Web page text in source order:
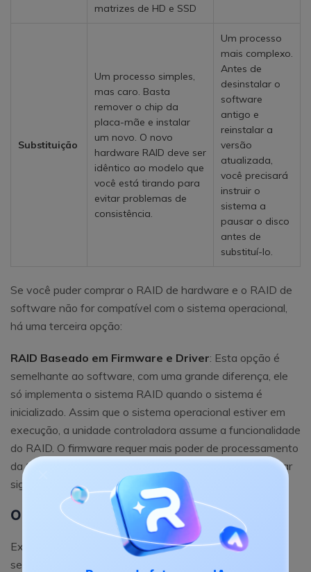
matrizes de HD e SSD
Substituição
Um processo simples,
mas caro. Basta
remover o chip da
placa-mãe e instalar
um novo. O novo
hardware RAID deve ser
idêntico ao modelo que
você está tirando para
evitar problemas de
consistência.
Um processo
mais complexo.
Antes de
desinstalar o
software
antigo e
reinstalar a
versão
atualizada,
você precisará
instruir o
sistema a
pausar o disco
antes de
substituí-lo.
Se você puder comprar o RAID de hardware e o RAID de
software não for compatível com o sistema operacional,
há uma terceira opção:
RAID Baseado em Firmware e Driver: Esta opção é
semelhante ao software, com uma grande diferença, ele
só implementa o sistema RAID quando o sistema é
inicializado. Assim que o sistema operacional estiver em
execução, a unidade controladora assume a funcionalidade
do RAID. O firmware requer mais poder de processamento
da CPU do que as outras duas opções, o que pode afetar
significativamente o desempenho do computador.
Outros programas do tipo RAID
Existem alguns outros programas disponíveis que são
semelhantes ao RAID. As duas alternativas mais